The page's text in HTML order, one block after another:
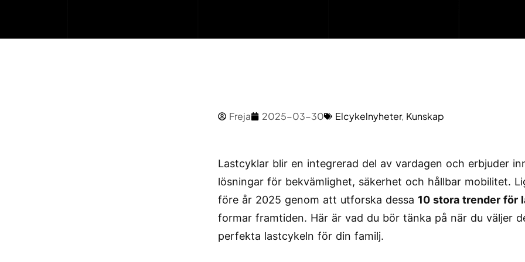
Freja 2025-03-30 Elcykelnyheter, Kunskap
Lastcyklar blir en integrerad del av vardagen och erbjuder
lösningar för bekvämlighet, säkerhet och hållbar mobilitet.
före år 2025 genom att utforska dessa 10 stora trender för
formar framtiden. Här är vad du bör tänka på när du väljer
perfekta lastcykeln för din familj.